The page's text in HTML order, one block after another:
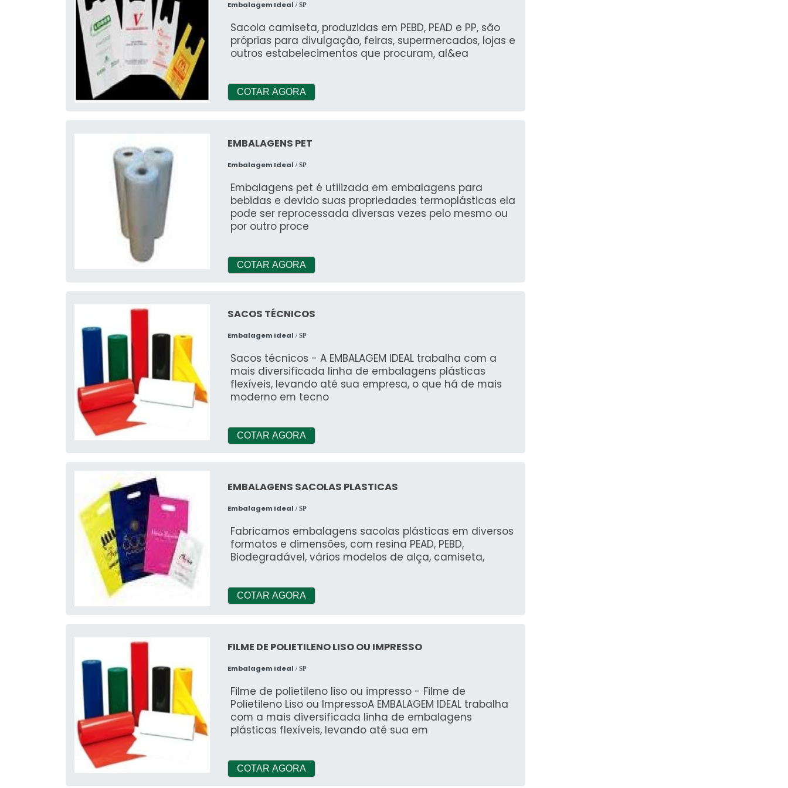
Embalagem Ideal / SP
Sacola camiseta, produzidas em PEBD, PEAD e PP, são
próprias para divulgação, feiras, supermercados, lojas e
outros estabelecimentos que procuram, al&ea
COTAR AGORA
EMBALAGENS PET
Embalagem Ideal / SP
Embalagens pet é utilizada em embalagens para
bebidas e devido suas propriedades termoplásticas ela
pode ser reprocessada diversas vezes pelo mesmo ou
por outro proce
COTAR AGORA
SACOS TÉCNICOS
Embalagem Ideal / SP
Sacos técnicos - A EMBALAGEM IDEAL trabalha com a
mais diversificada linha de embalagens plásticas
flexíveis, levando até sua empresa, o que há de mais
moderno em tecno
COTAR AGORA
EMBALAGENS SACOLAS PLASTICAS
Embalagem Ideal / SP
Fabricamos embalagens sacolas plásticas em diversos
formatos e dimensões, com resina PEAD, PEBD,
Biodegradável, vários modelos de alça, camiseta,
COTAR AGORA
FILME DE POLIETILENO LISO OU IMPRESSO
Embalagem Ideal / SP
Filme de polietileno liso ou impresso - Filme de
Polietileno Liso ou ImpressoA EMBALAGEM IDEAL trabalha
com a mais diversificada linha de embalagens
plásticas flexíveis, levando até sua em
COTAR AGORA